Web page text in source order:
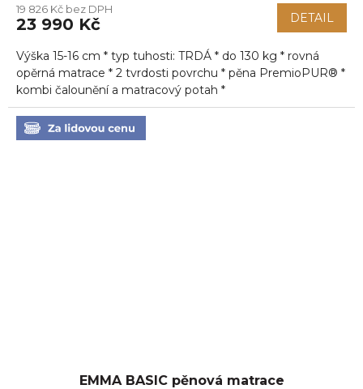
19 826 Kč bez DPH
23 990 Kč DETAIL
Výška 15-16 cm * typ tuhosti: TRDÁ * do 130 kg * rovná
opěrná matrace * 2 tvrdosti povrchu * pěna PremioPUR® *
kombi čalounění a matracový potah *
EMMA BASIC pěnová matrace